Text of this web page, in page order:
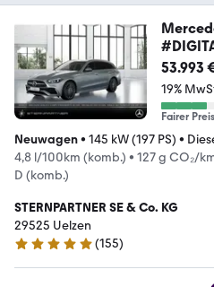
GO
53.993
19%
Fairer Preis
Neuwagen• 145 kW (197 PS) •
4,8 l/100km (komb.) • 127 g CO₂/
D (komb.)
STERNPARTNER SE & Co. KG
29525 Uelzen
4.9 Sterne
(155)